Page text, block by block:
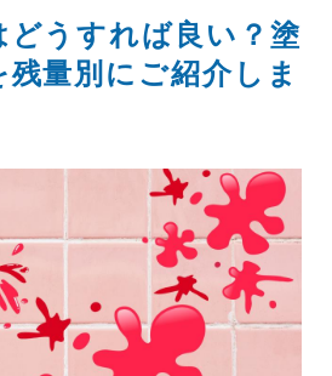
どうすれば良い？塗
量別にご紹介しま